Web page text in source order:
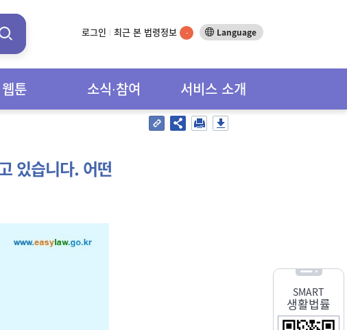
로그인 최근 본 법령정보 - Language
웹툰 소식∙참여 서비스 소개
SMART
생활법률
있습니다. 어떤